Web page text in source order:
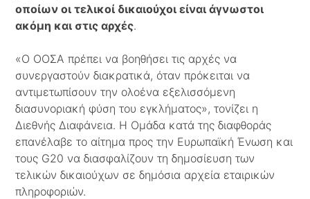
οποίων οι τελικοί δικαιούχοι είναι άγνωστοι
ακόμη και στις αρχές.
«Ο ΟΟΣΑ πρέπει να βοηθήσει τις αρχές να
συνεργαστούν διακρατικά, όταν πρόκειται να
αντιμετωπίσουν την ολοένα εξελισσόμενη
διασυνοριακή φύση του εγκλήματος», τονίζει η
Διεθνής Διαφάνεια. Η Ομάδα κατά της διαφθοράς
επανέλαβε το αίτημα προς την Ευρωπαϊκή Ένωση και
τους G20 να διασφαλίζουν τη δημοσίευση των
τελικών δικαιούχων σε δημόσια αρχεία εταιρικών
πληροφοριών.